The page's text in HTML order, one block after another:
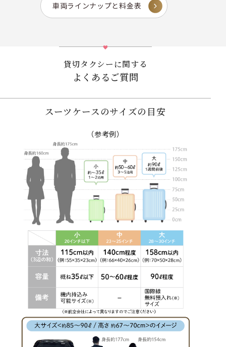
車両ラインナップと料金表
貸切タクシーに関する
よくあるご質問
スーツケースのサイズの目安
（参考例）